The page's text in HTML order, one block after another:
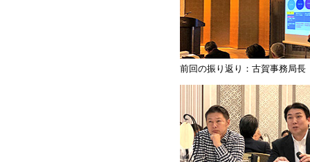
前回の振り返り：古賀事務局長